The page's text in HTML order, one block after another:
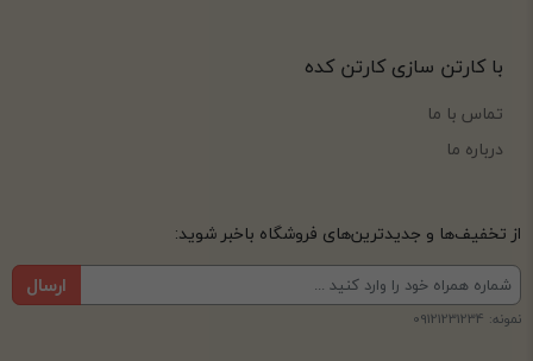
با کارتن سازی کارتن کده
تماس با ما
درباره ما
از تخفیف‌ها و جدیدترین‌های فروشگاه باخبر شوید:
ارسال
نمونه: 09121231234